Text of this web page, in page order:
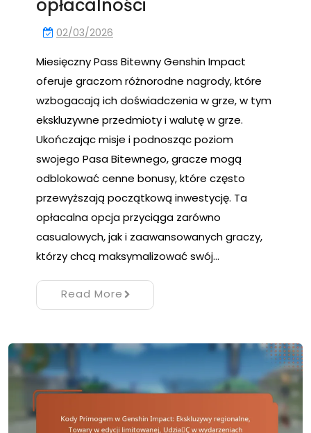
opłacalności
02/03/2026
Miesięczny Pass Bitewny Genshin Impact
oferuje graczom różnorodne nagrody, które
wzbogacają ich doświadczenia w grze, w tym
ekskluzywne przedmioty i walutę w grze.
Ukończając misje i podnosząc poziom
swojego Pasa Bitewnego, gracze mogą
odblokować cenne bonusy, które często
przewyższają początkową inwestycję. Ta
opłacalna opcja przyciąga zarówno
casualowych, jak i zaawansowanych graczy,
którzy chcą maksymalizować swój…
Read More